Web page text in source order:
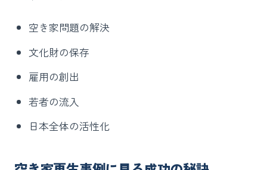
空き家問題の解決
文化財の保存
雇用の創出
若者の流入
日本全体の活性化